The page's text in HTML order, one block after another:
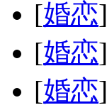
[婚恋]
[婚恋]
[婚恋]